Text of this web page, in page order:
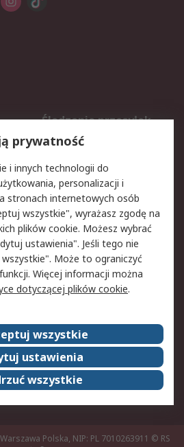
Śledzenie przesyłek
Rejestracja
Polityka dotycząca
plików cookie
Użytkowanie witryny
Warunki Sprzedaży
Kontakt
RS na świecie
Nagrody dla RS
Polska, NIP: PL 7010263911 © RS
prywatność
i innych technologii do
personalizacji i
stronach internetowych osób
wszystkie", wyrażasz zgodę na
plików cookie. Możesz wybrać
ustawienia". Jeśli tego nie
Może to ograniczyć
Więcej informacji można
dotyczącej plików cookie.
wszystkie
ustawienia
wszystkie